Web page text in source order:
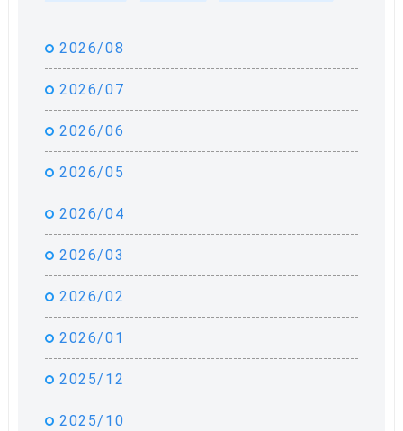
2026/08
2026/07
2026/06
2026/05
2026/04
2026/03
2026/02
2026/01
2025/12
2025/10